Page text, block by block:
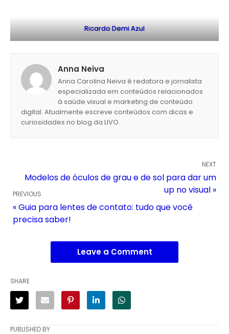
Ricardo Demi Azul
Anna Neiva
Anna Carolina Neiva é redatora e jornalista
especializada em conteúdos relacionados
à saúde visual e marketing de conteúdo
digital. Atualmente escreve conteúdos com dicas e
curiosidades no blog da LIVO.
NEXT
Modelos de óculos de grau e de sol para dar um
up no visual »
PREVIOUS
« Guia para lentes de contato: tudo que você
precisa saber!
Leave a Comment
SHARE
PUBLISHED BY